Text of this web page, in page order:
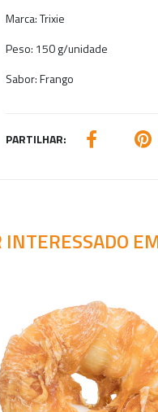
Marca:Trixie
Peso: 150 g/unidade
Sabor:Frango
PARTILHAR: